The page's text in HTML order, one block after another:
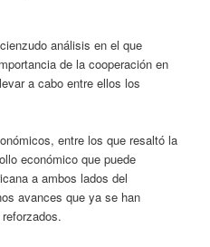
análisis en el que
de la cooperación en
a cabo entre ellos los
entre los que resaltó la
económico que puede
a ambos lados del
avances que ya se han